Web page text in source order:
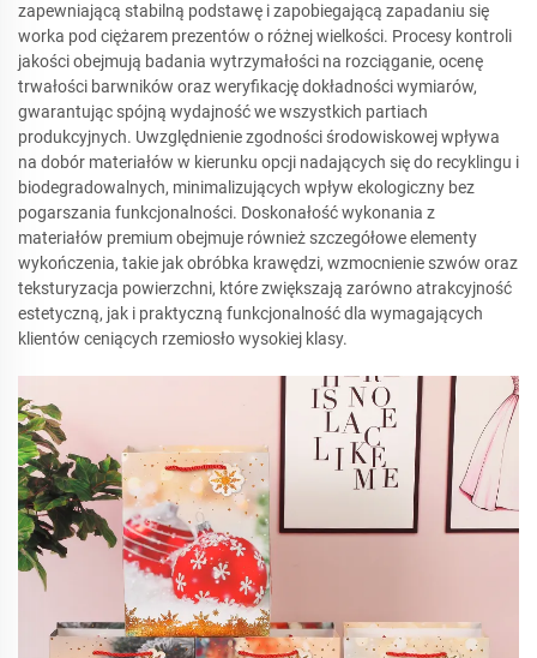
zapewniającą stabilną podstawę i zapobiegającą zapadaniu się
worka pod ciężarem prezentów o różnej wielkości. Procesy kontroli
jakości obejmują badania wytrzymałości na rozciąganie, ocenę
trwałości barwników oraz weryfikację dokładności wymiarów,
gwarantując spójną wydajność we wszystkich partiach
produkcyjnych. Uwzględnienie zgodności środowiskowej wpływa
na dobór materiałów w kierunku opcji nadających się do recyklingu i
biodegradowalnych, minimalizujących wpływ ekologiczny bez
pogarszania funkcjonalności. Doskonałość wykonania z
materiałów premium obejmuje również szczegółowe elementy
wykończenia, takie jak obróbka krawędzi, wzmocnienie szwów oraz
teksturyzacja powierzchni, które zwiększają zarówno atrakcyjność
estetyczną, jak i praktyczną funkcjonalność dla wymagających
klientów ceniących rzemiosło wysokiej klasy.